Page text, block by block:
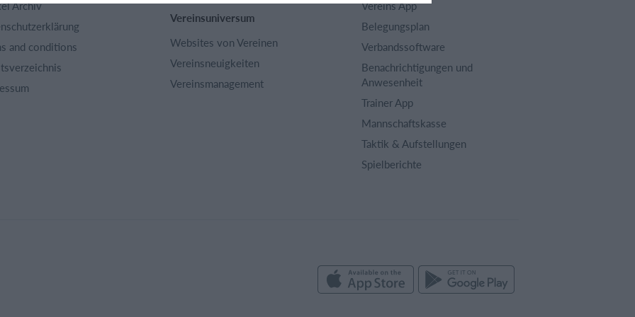
Archiv
and conditions
Vereinsuniversum
Websites von Vereinen
Vereinsneuigkeiten
Vereinsmanagement
Vereins App
Belegungsplan
Verbandssoftware
Benachrichtigungen und
Anwesenheit
Trainer App
Mannschaftskasse
Taktik & Aufstellungen
Spielberichte